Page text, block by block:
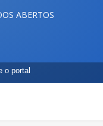
ABERTOS
o portal